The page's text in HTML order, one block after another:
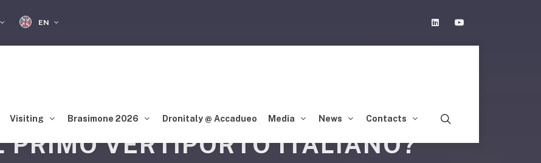
EN Linkedin
Visiting Brasimone 2026 Dronitaly @ Accadueo Media News Contacts
PRIMO VERTIPORTO ITALIANO?